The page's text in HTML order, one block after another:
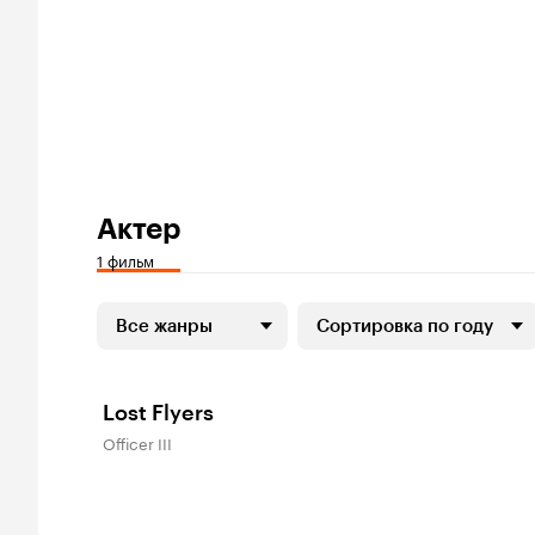
Актер
1 фильм
Все жанры Сортировка по году
Lost Flyers
Officer III